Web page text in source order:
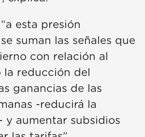
esta presión
suman las señales que
con relación al
reducción del
ganancias de las
-reducirá la
y aumentar subsidios